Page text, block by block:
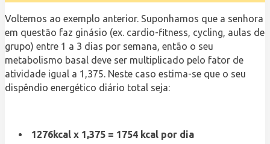
Voltemos ao exemplo anterior. Suponhamos que a senhora
em questão faz ginásio (ex. cardio-fitness, cycling, aulas de
grupo) entre 1 a 3 dias por semana, então o seu
metabolismo basal deve ser multiplicado pelo fator de
atividade igual a 1,375. Neste caso estima-se que o seu
dispêndio energético diário total seja:
1276kcal x 1,375 = 1754 kcal por dia